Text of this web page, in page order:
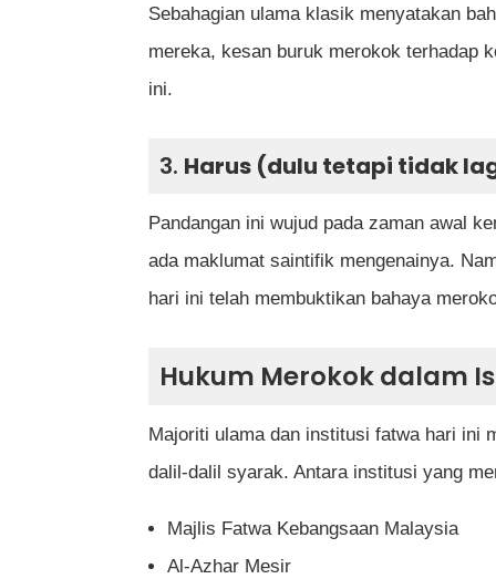
Sebahagian ulama klasik menyatakan
mereka, kesan buruk merokok terhadap
ini.
3. Harus (dulu tetapi tidak
Pandangan ini wujud pada zaman awal
ada maklumat saintifik mengenainya.
hari ini telah membuktikan bahaya
Hukum Merokok dalam
Majoriti ulama dan institusi fatwa hari ini
dalil-dalil syarak. Antara institusi yang
Majlis Fatwa Kebangsaan Malaysia
Al-Azhar Mesir